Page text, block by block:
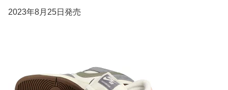
2023年8月25日発売